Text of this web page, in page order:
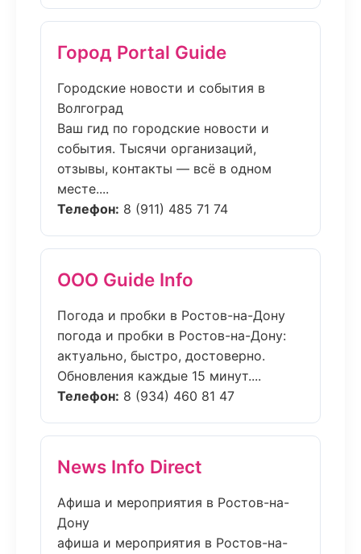
Город Portal Guide
Городские новости и события в
Волгоград
Ваш гид по городские новости и
события. Тысячи организаций,
отзывы, контакты — всё в одном
месте....
Телефон: 8 (911) 485 71 74
ООО Guide Info
Погода и пробки в Ростов-на-Дону
погода и пробки в Ростов-на-Дону:
актуально, быстро, достоверно.
Обновления каждые 15 минут....
Телефон: 8 (934) 460 81 47
News Info Direct
Афиша и мероприятия в Ростов-на-
Дону
афиша и мероприятия в Ростов-на-